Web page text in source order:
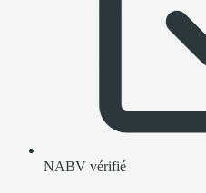
NABV vérifié